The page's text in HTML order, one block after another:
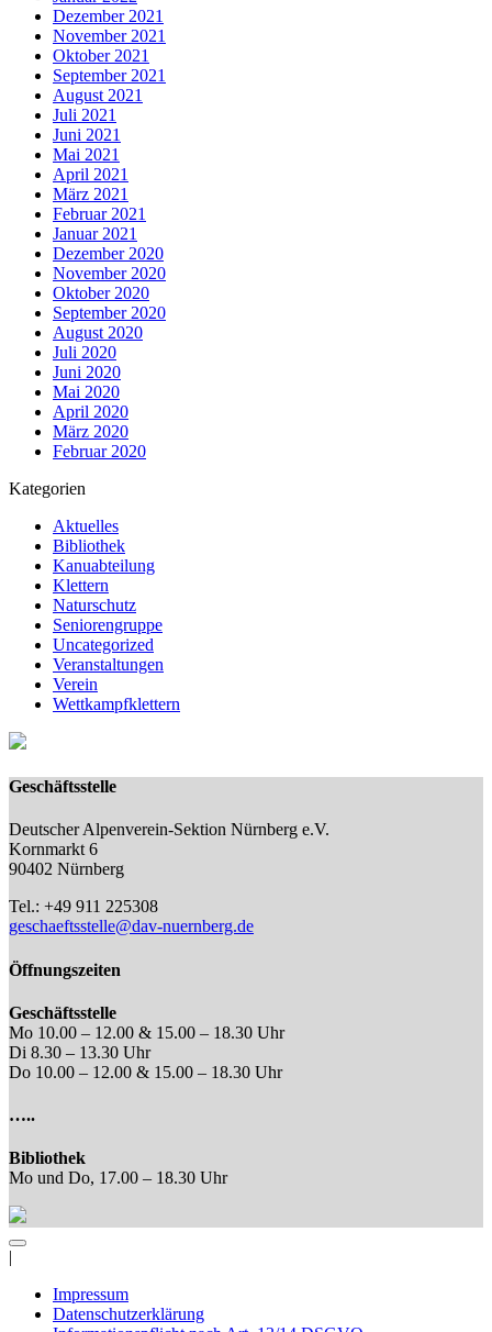
Dezember 2021
November 2021
Oktober 2021
September 2021
August 2021
Juli 2021
Juni 2021
Mai 2021
April 2021
März 2021
Februar 2021
Januar 2021
Dezember 2020
November 2020
Oktober 2020
September 2020
August 2020
Juli 2020
Juni 2020
Mai 2020
April 2020
März 2020
Februar 2020
Kategorien
Aktuelles
Bibliothek
Kanuabteilung
Klettern
Naturschutz
Seniorengruppe
Uncategorized
Veranstaltungen
Verein
Wettkampfklettern
Geschäftsstelle
Deutscher Alpenverein-Sektion Nürnberg e.V.
Kornmarkt 6
90402 Nürnberg
Tel.: +49 911 225308
geschaeftsstelle@dav-nuernberg.de
Öffnungszeiten
Geschäftsstelle
Mo 10.00 – 12.00 & 15.00 – 18.30 Uhr
Di 8.30 – 13.30 Uhr
Do 10.00 – 12.00 & 15.00 – 18.30 Uhr
…..
Bibliothek
Mo und Do, 17.00 – 18.30 Uhr
Impressum
Datenschutzerklärung